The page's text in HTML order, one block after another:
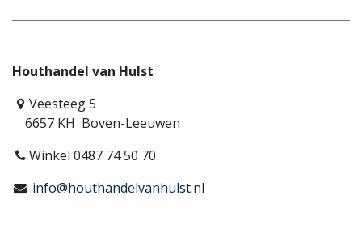
Houthandel van Hulst
Veesteeg 5
6657 KH Boven-Leeuwen
Winkel 0487 74 50 70
info@houthandelvanhulst.nl